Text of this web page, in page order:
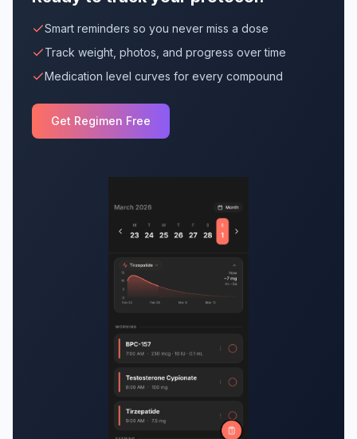
Smart reminders so you never miss a dose
Track weight, photos, and progress over time
Medication level curves for every compound
Get Regimen Free